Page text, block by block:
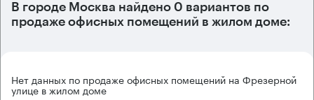
В городе Москва найдено 0 вариантов по
продаже офисных помещений в жилом доме:
Нет данных по продаже офисных помещений на Фрезерной
улице в жилом доме